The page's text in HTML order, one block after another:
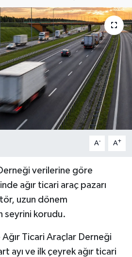
A- A+
verilerine göre
ağır ticari araç pazarı
uzun dönem
seyrini korudu.
Ağır Ticari Araçlar Derneği
ayı ve ilk çeyrek ağır ticari